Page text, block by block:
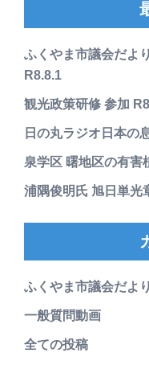
ふくやま市議会だよ
R8.8.1
観光政策研修 参加
日の丸ラジオ日本の
泉学区 曙地区の有害
浦隅俊明氏 旭日単光
ふくやま市議会だより
一般質問動画
全ての投稿